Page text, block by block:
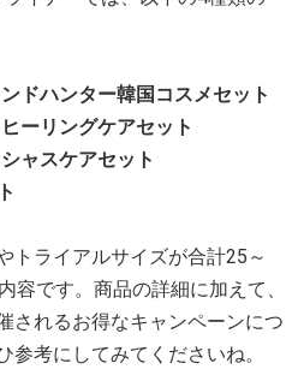
ドハンター韓国コスメセット
ーリングケアセット
ャスケアセット
トライアルサイズが合計25～
容です。商品の詳細に加えて、
されるお得なキャンペーンにつ
参考にしてみてくださいね。